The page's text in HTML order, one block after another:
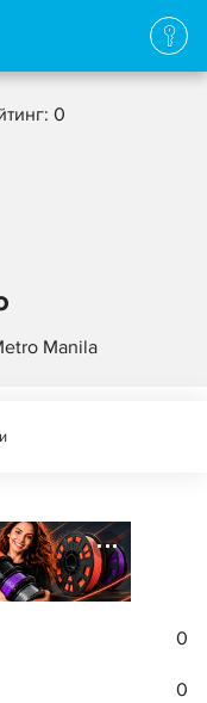
0
Manila
0
0